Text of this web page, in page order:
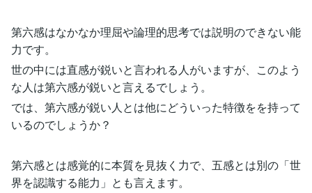
第六感はなかなか理屈や論理的思考では説明のできない能
力です。
世の中には直感が鋭いと言われる人がいますが、このよう
な人は第六感が鋭いと言えるでしょう。
では、第六感が鋭い人とは他にどういった特徴をを持って
いるのでしょうか？
第六感とは感覚的に本質を見抜く力で、五感とは別の「世
界を認識する能力」とも言えます。